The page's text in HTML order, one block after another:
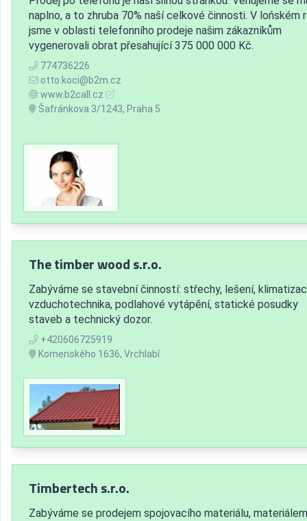
naplno, a to zhruba 70% naší celkové činnosti. V loňském
jsme v oblasti telefonního prodeje našim zákazníkům
vygenerovali obrat přesahující 375 000 000 Kč.
774736226
otto.koci@b2m.cz
www.b2call.cz
Šafránkova 3/1243, Praha 5
The timber wood s.r.o.
Zabýváme se stavební činností: střechy, lešení,
vzduchotechnika, podlahové vytápění, statické posudky
staveb a technický dozor.
+420606725919
Komenského 1636, Vrchlabí
Timbertech s.r.o.
Zabýváme se prodejem spojovacího materiálu,